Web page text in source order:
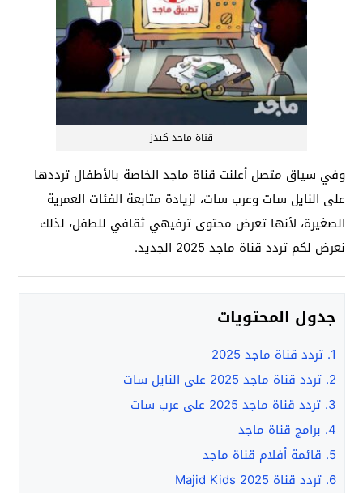
قناة ماجد كيدز
وفي سياق متصل أعلنت قناة ماجد الخاصة بالأطفال ترددها
على النايل سات وعرب سات، لزيادة متابعة الفئات العمرية
الصغيرة، لأنها تعرض محتوى ترفيهي ثقافي للطفل، لذلك
نعرض لكم تردد قناة ماجد 2025 الجديد.
جدول المحتويات
1. تردد قناة ماجد 2025
2. تردد قناة ماجد 2025 على النايل سات
3. تردد قناة ماجد 2025 على عرب سات
4. برامج قناة ماجد
5. قائمة أفلام قناة ماجد
6. تردد قناة Majid Kids 2025